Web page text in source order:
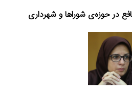
در حوزه‌ی شوراها و شهرداری